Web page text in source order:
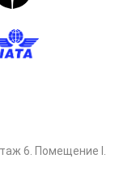
6. Помещение I.